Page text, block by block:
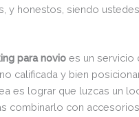
y honestos, siendo
para novioes un servicio
calificada y bien
es lograr que luzcas un
combinarlo con